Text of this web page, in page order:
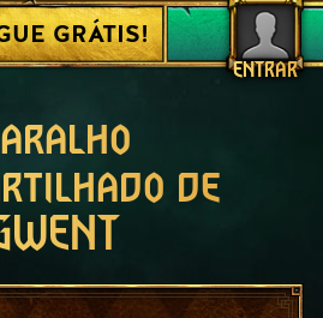
ENTRAR
GRÁTIS!
de